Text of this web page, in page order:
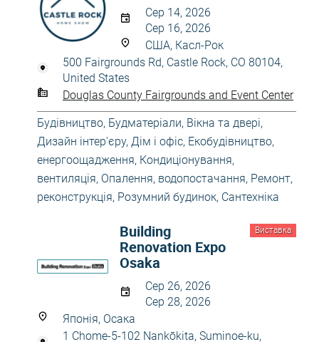
Сер 14, 2026
Сер 16, 2026
США, Касл-Рок
500 Fairgrounds Rd, Castle Rock, CO 80104,
United States
Douglas County Fairgrounds and Event Center
Будівництво, Будматеріали, Вікна та двері,
Дизайн інтер'єру, Дім і офіс, Екобудівництво,
енергоощадження, Кондиціонування,
вентиляція, Опалення, водопостачання, Ремонт,
реконструкція, Розумний будинок, Сантехніка
Виставка
Building
Renovation Expo
Osaka
Сер 26, 2026
Сер 28, 2026
Японія, Осака
1 Chome-5-102 Nankōkita, Suminoe-ku,